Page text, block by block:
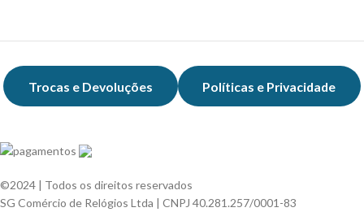
Trocas e Devoluções Políticas e Privacidade
©️2024 | Todos os direitos reservados
SG Comércio de Relógios Ltda | CNPJ 40.281.257/0001-83